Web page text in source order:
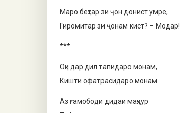
Маро беҳтар зи ҷон донист умре,
Гиромитар зи ҷонам кист? – Модар!
***
Оҳи дар дил тапидаро монам,
Кишти офатрасидаро монам.
Аз ғамободи дидаи маҳҷур